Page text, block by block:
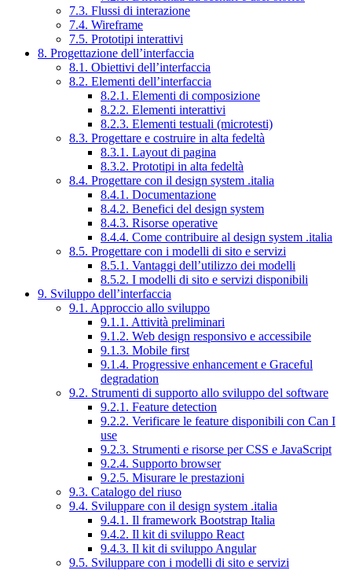
7.3. Flussi di interazione
7.4. Wireframe
7.5. Prototipi interattivi
8. Progettazione dell’interfaccia
8.1. Obiettivi dell’interfaccia
8.2. Elementi dell’interfaccia
8.2.1. Elementi di composizione
8.2.2. Elementi interattivi
8.2.3. Elementi testuali (microtesti)
8.3. Progettare e costruire in alta fedeltà
8.3.1. Layout di pagina
8.3.2. Prototipi in alta fedeltà
8.4. Progettare con il design system .italia
8.4.1. Documentazione
8.4.2. Benefici del design system
8.4.3. Risorse operative
8.4.4. Come contribuire al design system .italia
8.5. Progettare con i modelli di sito e servizi
8.5.1. Vantaggi dell’utilizzo dei modelli
8.5.2. I modelli di sito e servizi disponibili
9. Sviluppo dell’interfaccia
9.1. Approccio allo sviluppo
9.1.1. Attività preliminari
9.1.2. Web design responsivo e accessibile
9.1.3. Mobile first
9.1.4. Progressive enhancement e Graceful
degradation
9.2. Strumenti di supporto allo sviluppo del software
9.2.1. Feature detection
9.2.2. Verificare le feature disponibili con Can I
use
9.2.3. Strumenti e risorse per CSS e JavaScript
9.2.4. Supporto browser
9.2.5. Misurare le prestazioni
9.3. Catalogo del riuso
9.4. Sviluppare con il design system .italia
9.4.1. Il framework Bootstrap Italia
9.4.2. Il kit di sviluppo React
9.4.3. Il kit di sviluppo Angular
9.5. Sviluppare con i modelli di sito e servizi